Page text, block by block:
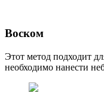
Воском
Этот метод подходит
необходимо нанести